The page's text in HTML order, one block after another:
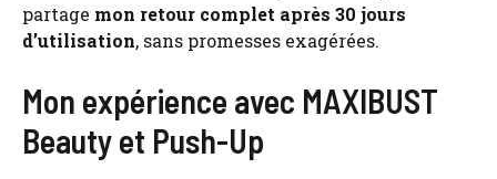
partage mon retour complet après 30 jours
d’utilisation, sans promesses exagérées.
Mon expérience avec MAXIBUST
Beauty et Push-Up